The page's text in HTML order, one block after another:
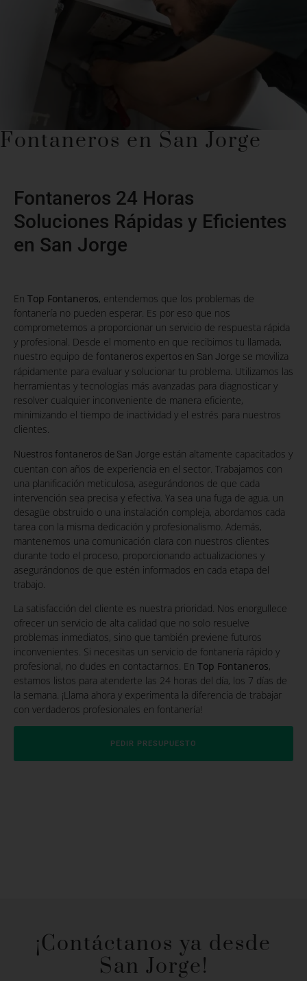
Fontaneros en San Jorge
Fontaneros 24 Horas
Soluciones Rápidas y Eficientes
en San Jorge
En Top Fontaneros, entendemos que los problemas de
fontanería no pueden esperar. Es por eso que nos
comprometemos a proporcionar un servicio de respuesta rápida
y profesional. Desde el momento en que recibimos tu llamada,
nuestro equipo de fontaneros expertos en San Jorge se moviliza
rápidamente para evaluar y solucionar tu problema. Utilizamos las
herramientas y tecnologías más avanzadas para diagnosticar y
resolver cualquier inconveniente de manera eficiente,
minimizando el tiempo de inactividad y el estrés para nuestros
clientes.
Nuestros fontaneros de San Jorge están altamente capacitados y
cuentan con años de experiencia en el sector. Trabajamos con
una planificación meticulosa, asegurándonos de que cada
intervención sea precisa y efectiva. Ya sea una fuga de agua, un
desagüe obstruido o una instalación compleja, abordamos cada
tarea con la misma dedicación y profesionalismo. Además,
mantenemos una comunicación clara con nuestros clientes
durante todo el proceso, proporcionando actualizaciones y
asegurándonos de que estén informados en cada etapa del
trabajo.
La satisfacción del cliente es nuestra prioridad. Nos enorgullece
ofrecer un servicio de alta calidad que no solo resuelve
problemas inmediatos, sino que también previene futuros
inconvenientes. Si necesitas un servicio de fontanería rápido y
profesional, no dudes en contactarnos. En Top Fontaneros,
estamos listos para atenderte las 24 horas del día, los 7 días de
la semana. ¡Llama ahora y experimenta la diferencia de trabajar
con verdaderos profesionales en fontanería!
PEDIR PRESUPUESTO
¡Contáctanos ya desde
San Jorge!